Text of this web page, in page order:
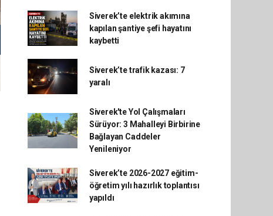
Siverek’te elektrik akımına
kapılan şantiye şefi hayatını
kaybetti
Siverek’te trafik kazası: 7
yaralı
Siverek'te Yol Çalışmaları
Sürüyor: 3 Mahalleyi Birbirine
Bağlayan Caddeler
Yenileniyor
Siverek’te 2026-2027 eğitim-
öğretim yılı hazırlık toplantısı
yapıldı